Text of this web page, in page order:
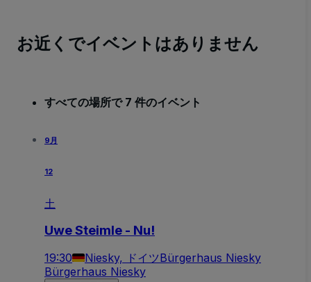
お近くでイベントはありません
すべての場所で 7 件のイベント
9月
12
土
Uwe Steimle - Nu!
19:30 Niesky, ドイツBürgerhaus Niesky
Bürgerhaus Niesky